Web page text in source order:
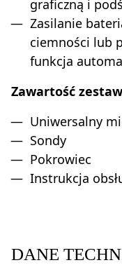
graficzną i
Zasilanie
ciemności lub
funkcja
Zawartość
Uniwersalny
Sondy
Pokrowiec
Instrukcja
DANE